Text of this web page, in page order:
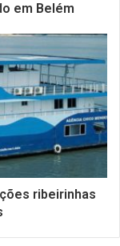
em Belém
ribeirinhas